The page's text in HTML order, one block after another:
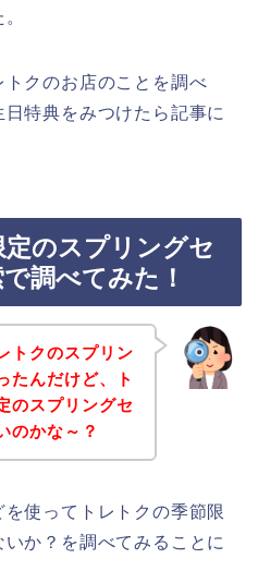
クのお店のことを調べ
特典をみつけたら記事に
定のスプリングセ
調べてみた！
トクのスプリン
たんだけど、ト
のスプリングセ
のかな～？
使ってトレトクの季節限
か？を調べてみることに